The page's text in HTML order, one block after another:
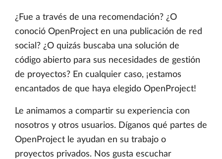
¿Fue a través de una recomendación? ¿O
conoció OpenProject en una publicación de red
social? ¿O quizás buscaba una solución de
código abierto para sus necesidades de gestión
de proyectos? En cualquier caso, ¡estamos
encantados de que haya elegido OpenProject!
Le animamos a compartir su experiencia con
nosotros y otros usuarios. Díganos qué partes de
OpenProject le ayudan en su trabajo o
proyectos privados. Nos gusta escuchar